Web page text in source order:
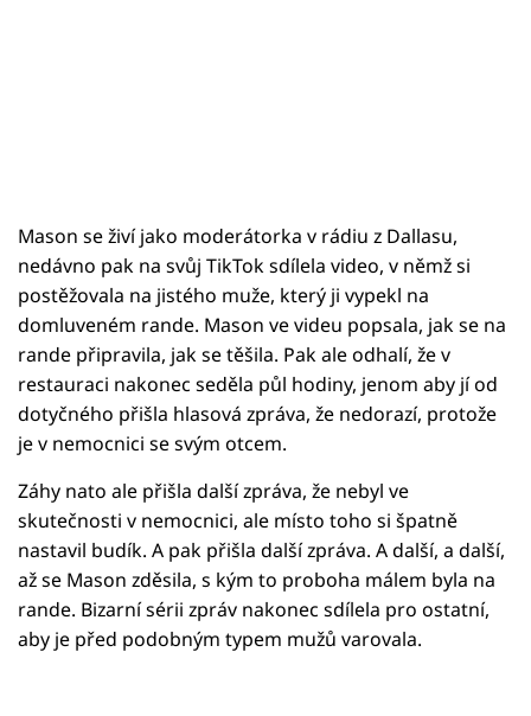
Mason se živí jako moderátorka v rádiu z Dallasu,
nedávno pak na svůj TikTok sdílela video, v němž si
postěžovala na jistého muže, který ji vypekl na
domluveném rande. Mason ve videu popsala, jak se na
rande připravila, jak se těšila. Pak ale odhalí, že v
restauraci nakonec seděla půl hodiny, jenom aby jí od
dotyčného přišla hlasová zpráva, že nedorazí, protože
je v nemocnici se svým otcem.
Záhy nato ale přišla další zpráva, že nebyl ve
skutečnosti v nemocnici, ale místo toho si špatně
nastavil budík. A pak přišla další zpráva. A další, a další,
až se Mason zděsila, s kým to proboha málem byla na
rande. Bizarní sérii zpráv nakonec sdílela pro ostatní,
aby je před podobným typem mužů varovala.